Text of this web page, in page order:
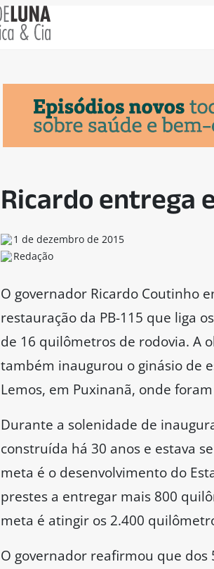
Ricardo entrega
1 de dezembro de 2015
Redação
O governador Ricardo Coutinho
restauração da PB-115 que liga
de 16 quilômetros de rodovia. A
também inaugurou o ginásio de
Lemos, em Puxinanã, onde
Durante a solenidade de
construída há 30 anos e estava
meta é o desenvolvimento do
prestes a entregar mais 800
meta é atingir os 2.400
O governador reafirmou que